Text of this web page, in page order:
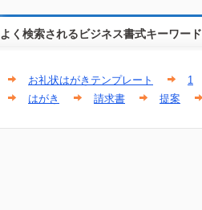
よく検索されるビジネス書式キーワード
お礼状はがきテンプレート 1
はがき
請求書 提案